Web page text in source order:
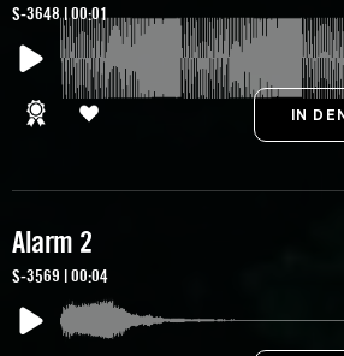
S-3648 | 00:01
Alarm 2
S-3569 | 00:04